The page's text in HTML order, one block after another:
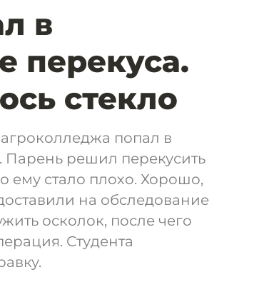
в
перекуса.
стекло
попал в
Парень решил перекусить
ему стало плохо. Хорошо,
на обследование
осколок, после чего
Студента